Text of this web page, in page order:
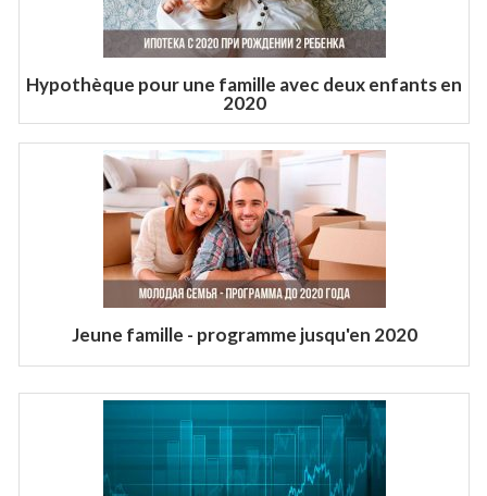
Hypothèque pour une famille avec deux enfants en
2020
Jeune famille - programme jusqu'en 2020